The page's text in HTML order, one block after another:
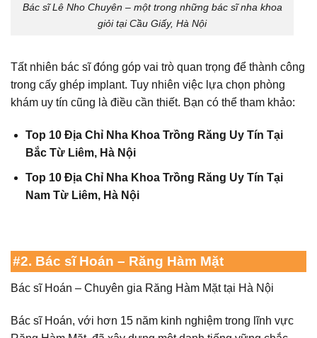
Bác sĩ Lê Nho Chuyên – một trong những bác sĩ nha khoa
giỏi tại Cầu Giấy, Hà Nội
Tất nhiên bác sĩ đóng góp vai trò quan trọng để thành công
trong cấy ghép implant. Tuy nhiên việc lựa chọn phòng
khám uy tín cũng là điều cần thiết. Bạn có thể tham khảo:
Top 10 Địa Chỉ Nha Khoa Trồng Răng Uy Tín Tại
Bắc Từ Liêm, Hà Nội
Top 10 Địa Chỉ Nha Khoa Trồng Răng Uy Tín Tại
Nam Từ Liêm, Hà Nội
#2. Bác sĩ Hoán – Răng Hàm Mặt
Bác sĩ Hoán – Chuyên gia Răng Hàm Mặt tại Hà Nội
Bác sĩ Hoán, với hơn 15 năm kinh nghiệm trong lĩnh vực